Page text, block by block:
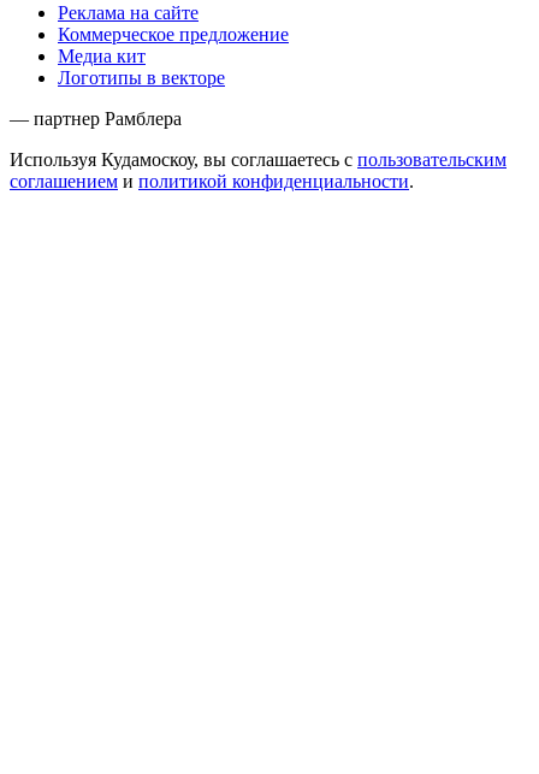
Реклама на сайте
Коммерческое предложение
Медиа кит
Логотипы в векторе
— партнер Рамблера
Используя Кудамоскоу, вы соглашаетесь с пользовательским
соглашением и политикой конфиденциальности.